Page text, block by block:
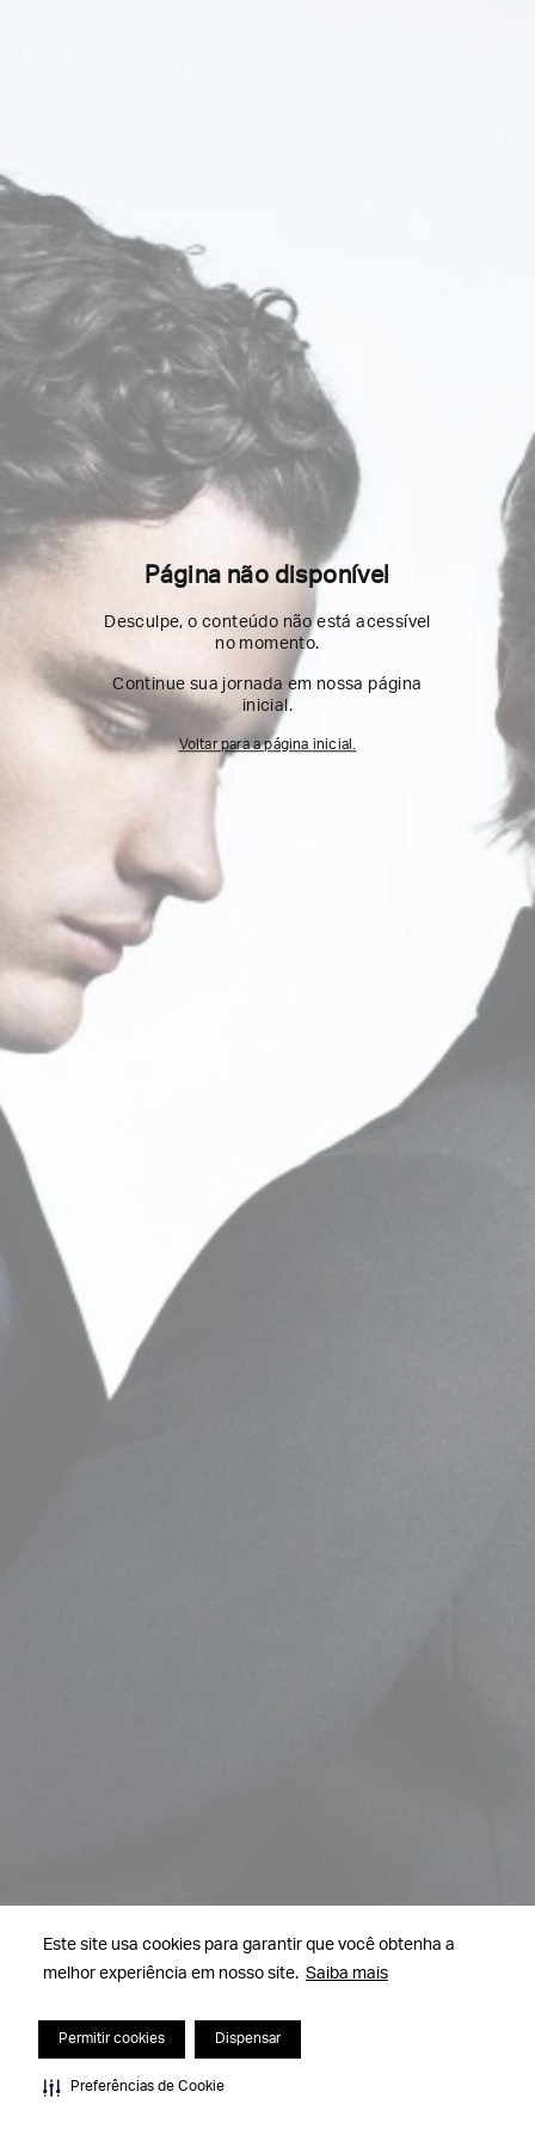
Este site usa cookies para garantir que você obtenha a
melhor experiência em nosso site. Saiba mais
Permitir cookies Dispensar
Preferências de Cookie
Página não disponível
Desculpe, o conteúdo não está acessível
no momento.
Continue sua jornada em nossa página
inicial.
Voltar para a página inicial.